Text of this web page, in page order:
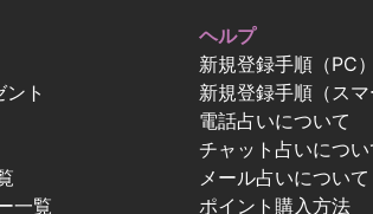
ト
一覧
ヘルプ
新規登録手順（PC）
新規登録手順（スマ
電話占いについて
チャット占いについ
メール占いについて
ポイント購入方法